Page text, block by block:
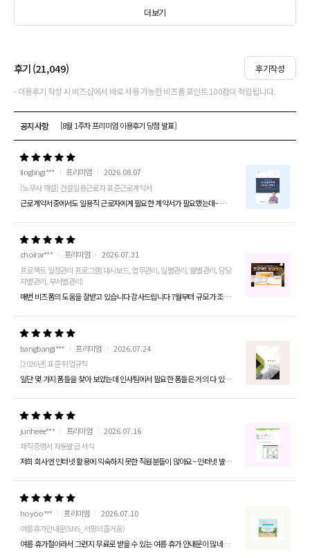
더보기
후기 (21,049)
- 이용후기 작성 시 비즈샵에서 바로 사용 가능한 비즈폼 포인트 100점이 적립됩니다.
후기작성
공지사항 [8월 1주차 프리미엄 이용후기 당첨 발표]
linglingi*** 프리미엄
2026.08.07
[노무사 해설] 건설일용근로자 표준근로계약서
근로계약서중에서도 일용직 근로자에게 필요한 계약서가 필요했는데~ 이것저것 보다 보니 건설일용직 근로자용도 있네요~ 딱 원하는 근로대상이라 결제했는데 열어보니 해설...
choirar*** 프리미엄
2026.07.31
프로젝트 일정관리 프로그램(대시보드, 업무관리, 일별관리, 월별관리, 담당
자별관리, 부서별관리)
매번 비즈폼의 도움을 잘받고 있습니다 감사드립니다 7월부터 규모가 조금 큰 프로젝트 관리를 제가 맡게 되었습니다 기존에 일일업무일지라는 프로그램을 정말 잘 쓰고...
bangbangi*** 프리미엄
2026.07.24
[2026년] 표준 취업규칙
일단 몇 가지 폼들을 찾아 보았는데 인사팀에서 필요한 폼들은 거의 다 있는 것 같아 컨펌 받아 프리미엄 1년 이용해보려고 합니다 폼 만들 시간 단축할 수 있고 내...
junheee*** 프리미엄
2026.07.16
재직증명서 자동발급 서식
저희 회사엔 인터넷 활용에 익숙하지 못한 직원분들이 많아요~ 인터넷 발급도 가능하지만 회사로 요구하는 직원들이 대부분이라... 제가 만들어둔 재직증명서에 내용을...
hoyoo*** 프리미엄
2026.07.10
여름휴가안내문(SNS_서핑의즐거움)
여름 휴가철이라서 그런지 무료로 받을 수 있는 여름 휴가 안내문이 많네용 거기다 프리미엄 회원이면 일정 기간동안 무료로 제공되는 디자인 패키지도 있어 저는 하계 ...